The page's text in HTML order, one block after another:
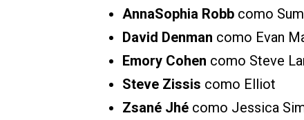
AnnaSophia Robb como
David Denman como Evan
Emory Cohen como Steve
Steve Zissis como Elliot
Zsané Jhé como Jessica